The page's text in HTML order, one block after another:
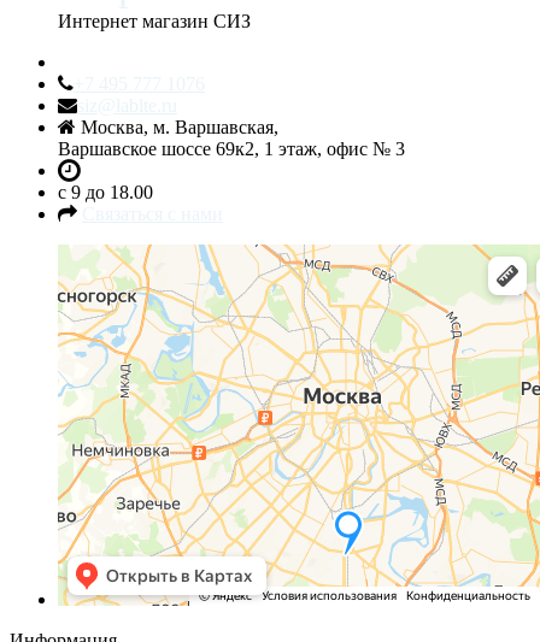
Интернет магазин СИЗ
Москва, м. Варшавская,
Варшавское шоссе 69к2, 1 этаж, офис № 3
c 9 до 18.00